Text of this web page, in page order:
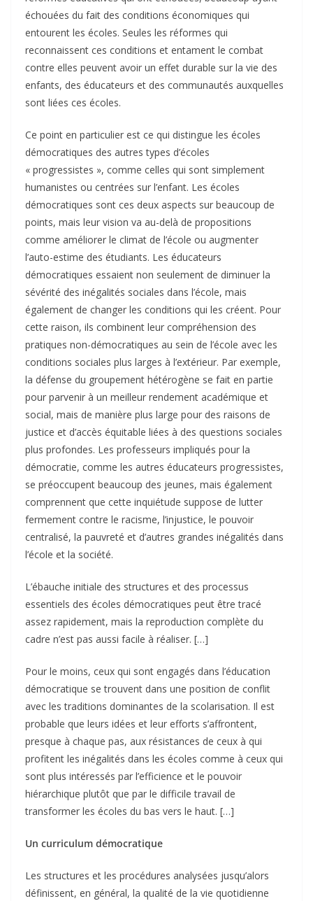
échouées du fait des conditions économiques qui
entourent les écoles. Seules les réformes qui
reconnaissent ces conditions et entament le combat
contre elles peuvent avoir un effet durable sur la vie des
enfants, des éducateurs et des communautés auxquelles
sont liées ces écoles.
Ce point en particulier est ce qui distingue les écoles
démocratiques des autres types d’écoles
« progressistes », comme celles qui sont simplement
humanistes ou centrées sur l’enfant. Les écoles
démocratiques sont ces deux aspects sur beaucoup de
points, mais leur vision va au-delà de propositions
comme améliorer le climat de l’école ou augmenter
l’auto-estime des étudiants. Les éducateurs
démocratiques essaient non seulement de diminuer la
sévérité des inégalités sociales dans l’école, mais
également de changer les conditions qui les créent. Pour
cette raison, ils combinent leur compréhension des
pratiques non-démocratiques au sein de l’école avec les
conditions sociales plus larges à l’extérieur. Par exemple,
la défense du groupement hétérogène se fait en partie
pour parvenir à un meilleur rendement académique et
social, mais de manière plus large pour des raisons de
justice et d’accès équitable liées à des questions sociales
plus profondes. Les professeurs impliqués pour la
démocratie, comme les autres éducateurs progressistes,
se préoccupent beaucoup des jeunes, mais également
comprennent que cette inquiétude suppose de lutter
fermement contre le racisme, l’injustice, le pouvoir
centralisé, la pauvreté et d’autres grandes inégalités dans
l’école et la société.
L’ébauche initiale des structures et des processus
essentiels des écoles démocratiques peut être tracé
assez rapidement, mais la reproduction complète du
cadre n’est pas aussi facile à réaliser. […]
Pour le moins, ceux qui sont engagés dans l’éducation
démocratique se trouvent dans une position de conflit
avec les traditions dominantes de la scolarisation. Il est
probable que leurs idées et leur efforts s’affrontent,
presque à chaque pas, aux résistances de ceux à qui
profitent les inégalités dans les écoles comme à ceux qui
sont plus intéressés par l’efficience et le pouvoir
hiérarchique plutôt que par le difficile travail de
transformer les écoles du bas vers le haut. […]
Un curriculum démocratique
Les structures et les procédures analysées jusqu’alors
définissent, en général, la qualité de la vie quotidienne